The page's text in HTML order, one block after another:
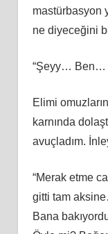
mastürbasyon
ne diyeceğini
“Şeyy… Ben…
Elimi
karnında
avuçladım.
“Merak etme
gitti tam
Bana